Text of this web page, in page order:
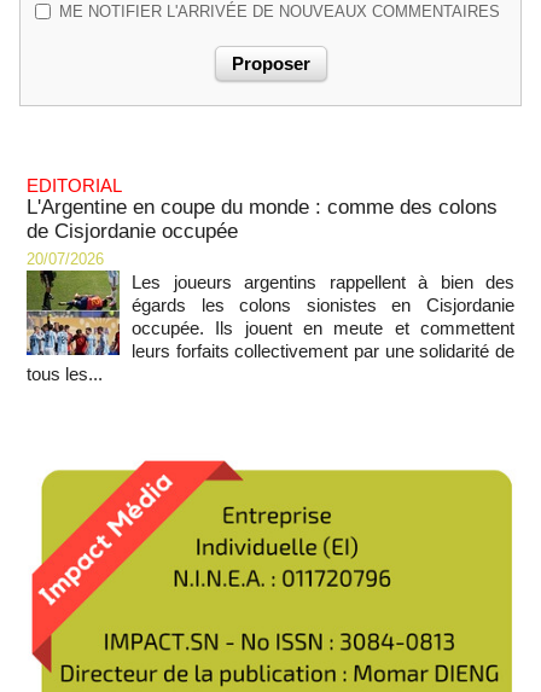
ME NOTIFIER L'ARRIVÉE DE NOUVEAUX COMMENTAIRES
EDITORIAL
L'Argentine en coupe du monde : comme des colons
de Cisjordanie occupée
20/07/2026
Les joueurs argentins rappellent à bien des
égards les colons sionistes en Cisjordanie
occupée. Ils jouent en meute et commettent
leurs forfaits collectivement par une solidarité de
tous les...